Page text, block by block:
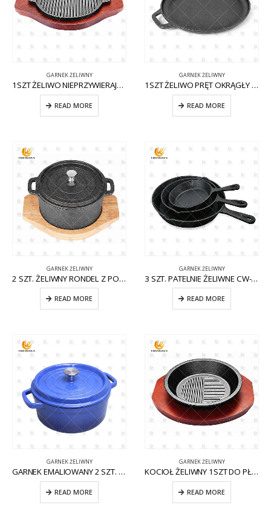
GARNEK ŻELIWNY
1SZT ŻELIWO NIEPRZYWIERAJĄCE CW-CI009 KOCIOŁ
READ MORE
GARNEK ŻELIWNY
1SZT ŻELIWO PRĘT OKRĄGŁY CW-CI003
READ MORE
GARNEK ŻELIWNY
2 SZT. ŻELIWNY RONDEL Z POKRYWKĄ CW-CI008
READ MORE
GARNEK ŻELIWNY
3 SZT. PATELNIE ŻELIWNE CW-CI005
READ MORE
GARNEK ŻELIWNY
GARNEK EMALIOWANY 2 SZT. CW-CI006
READ MORE
GARNEK ŻELIWNY
KOCIOŁ ŻELIWNY 1SZT DO PŁYTY INDUKCYJNEJ CW-CI010
READ MORE